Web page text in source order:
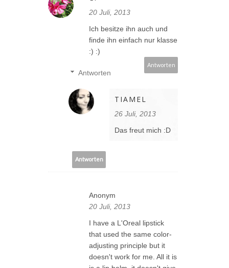
20 Juli, 2013
Ich besitze ihn auch und
finde ihn einfach nur klasse
:) :)
Antworten
Antworten
TIAMEL
26 Juli, 2013
Das freut mich :D
Antworten
Anonym
20 Juli, 2013
I have a L'Oreal lipstick
that used the same color-
adjusting principle but it
doesn't work for me. All it is